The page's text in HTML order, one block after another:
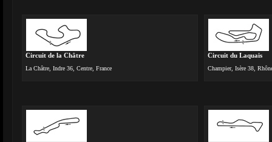
Circuit de la Châtre
La Châtre, Indre 36, Centre, France
Circuit du Laquais
Champier, Isère 38,